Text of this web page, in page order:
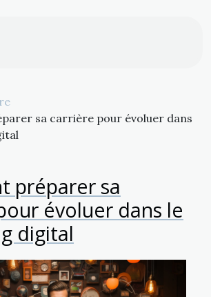
sa carrière pour évoluer dans
préparer sa
évoluer dans le
digital